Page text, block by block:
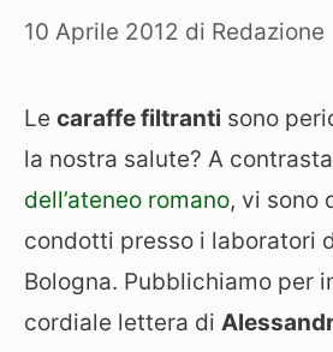
10 Aprile 2012 di Redazione
Le caraffe filtranti sono
la nostra salute? A
dell’ateneo romano, vi sono
condotti presso i laboratori
Bologna. Pubblichiamo per
cordiale lettera di